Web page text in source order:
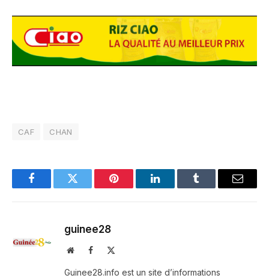
CAF CHAN
FacebookTwitter Pinterest LinkedInTumblr Email
guinee28
WebsiteFacebook
Guinee28.info est un site d’informations